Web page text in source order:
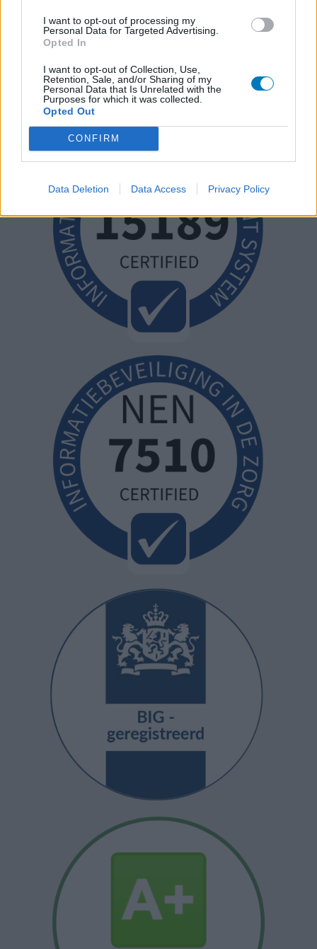
I want to opt-out of processing my
Personal Data for Targeted Advertising.
Opted In
I want to opt-out of Collection, Use,
Retention, Sale, and/or Sharing of my
Personal Data that Is Unrelated with the
Purposes for which it was collected.
Opted Out
CONFIRM
Data Deletion Data Access Privacy Policy